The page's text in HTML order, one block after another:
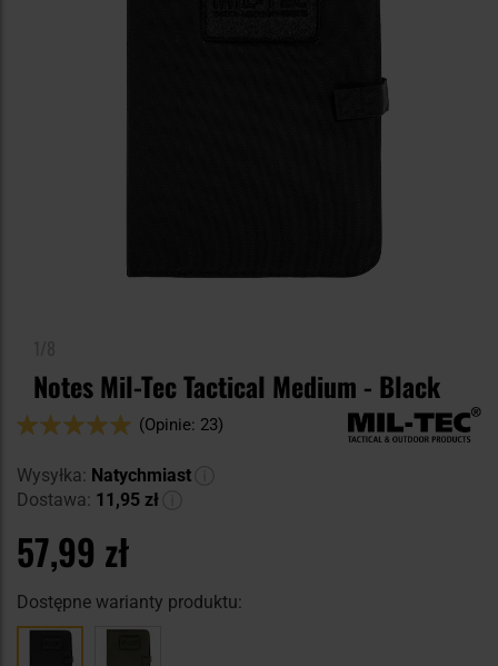
Notes Mil-Tec Tactical Medium - Black
Ocena:
(Opinie: 23)
Wysyłka: Natychmiast
Dostawa: 11,95 zł
57,99 zł
Dostępne warianty produktu: